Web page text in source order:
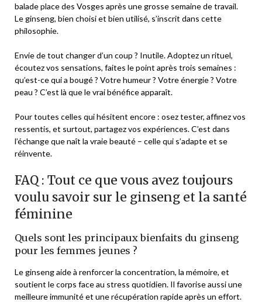
balade place des Vosges après une grosse semaine de travail.
Le ginseng, bien choisi et bien utilisé, s’inscrit dans cette
philosophie.
Envie de tout changer d’un coup ? Inutile. Adoptez un rituel,
écoutez vos sensations, faites le point après trois semaines :
qu’est-ce qui a bougé ? Votre humeur ? Votre énergie ? Votre
peau ? C’est là que le vrai bénéfice apparaît.
Pour toutes celles qui hésitent encore : osez tester, affinez vos
ressentis, et surtout, partagez vos expériences. C’est dans
l’échange que naît la vraie beauté – celle qui s’adapte et se
réinvente.
FAQ : Tout ce que vous avez toujours
voulu savoir sur le ginseng et la santé
féminine
Quels sont les principaux bienfaits du ginseng
pour les femmes jeunes ?
Le ginseng aide à renforcer la concentration, la mémoire, et
soutient le corps face au stress quotidien. Il favorise aussi une
meilleure immunité et une récupération rapide après un effort.